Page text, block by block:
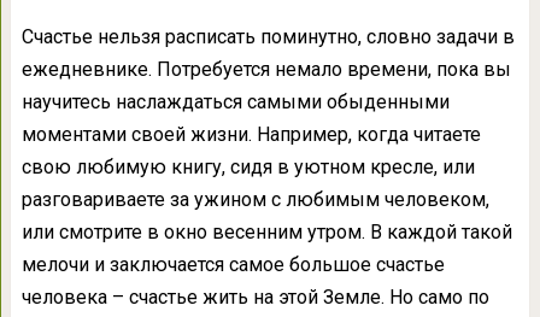
Счастье нельзя расписать поминутно, словно задачи в
ежедневнике. Потребуется немало времени, пока вы
научитесь наслаждаться самыми обыденными
моментами своей жизни. Например, когда читаете
свою любимую книгу, сидя в уютном кресле, или
разговариваете за ужином с любимым человеком,
или смотрите в окно весенним утром. В каждой такой
мелочи и заключается самое большое счастье
человека – счастье жить на этой Земле. Но само по